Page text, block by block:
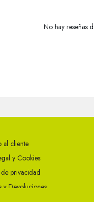
No hay reseñas
al cliente
y Cookies
privacidad
y Devoluciones